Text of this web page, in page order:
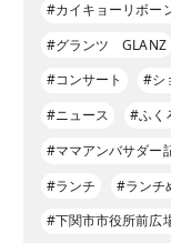
#カイキョーリボー
#グランツ GLANZ
#コンサート
#シ
#ニュース
#ふく
#ママアンバサダー
#ランチ
#ランチ
#下関市市役所前広